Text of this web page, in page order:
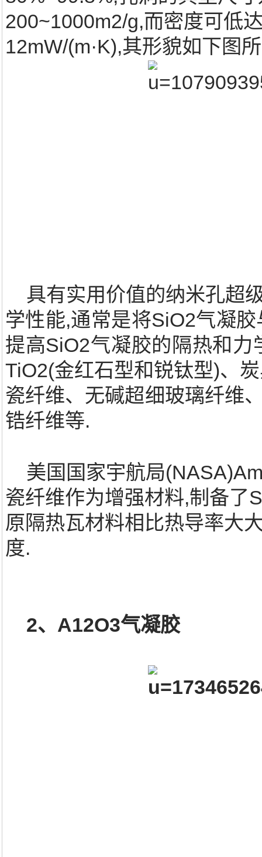
200~1000m2/g,而密度可低
12mW/(m·K),其形貌如下图
具有实用价值的纳米孔超
学性能,通常是将SiO2气凝
提高SiO2气凝胶的隔热和
TiO2(金红石型和锐钛型)、
瓷纤维、无碱超细玻璃纤维
锆纤维等.
美国国家宇航局
瓷纤维作为增强材料,制备了
原隔热瓦材料相比热导率大
度.
2、A12O3气凝胶